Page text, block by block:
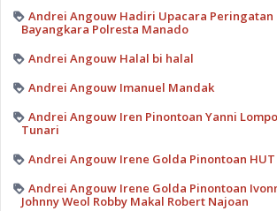
Andrei Angouw Hadiri Upacara Peringatan
Bayangkara Polresta Manado
Andrei Angouw Halal bi halal
Andrei Angouw Imanuel Mandak
Andrei Angouw Iren Pinontoan Yanni
Tunari
Andrei Angouw Irene Golda Pinontoan HUT
Andrei Angouw Irene Golda Pinontoan
Johnny Weol Robby Makal Robert Najoan